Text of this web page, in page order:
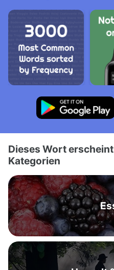
Dieses Wort
Kategorien